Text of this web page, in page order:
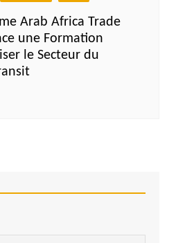
Arab Africa Trade
une Formation
le Secteur du